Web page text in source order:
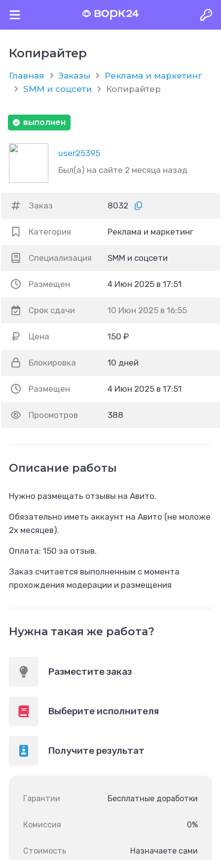
Копирайтер
Главная Заказы
Реклама и маркетинг
SMM и соцсети
Копирайтер
user25395
Был(а) на сайте 2 месяца назад
выполнен
Заказ 8032
Категория Реклама и маркетинг
Специализация SMM и соцсети
Размещен 4 Июн 2025 в 17:51
Срок сдачи 10 Июн 2025 в 16:55
Цена 150 ₽
Блокировка 10 дней
Размещен 4 Июн 2025 в 17:51
Просмотров 388
Описание работы
Нужно размещать отзывы на Авито.
Обязательно иметь аккаунт на Авито (не моложе
2х месяцев).
Оплата: 150 за отзыв.
Заказ считается выполненным с момента
прохождения модерации и размещения
Нужна такая же работа?
Разместите заказ
Выберите исполнителя
Получите результат
Гарантии Бесплатные доработки
Комиссия 0%
Стоимость Назначаете сами